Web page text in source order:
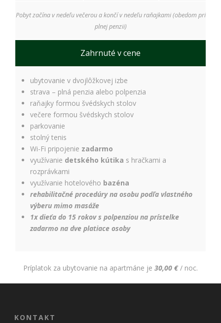
Pobyt začína v nedeľu večerou a končí v nedeľu raňajkami (obedom pri
plnej penzii)
Zahrnuté v cene
ubytovanie v dvojlôžkovej izbe
strava – plná penzia alebo polpenzia
raňajky formou švédskych stolov
večere formou švédskych stolov
parkovanie
stolný tenis
Wi-Fi pripojenie zadarmo
využívanie detského kútika s hračkami a
rozprávkami
využívanie hotelového bazéna
rehabilitačné procedúry na osobu podľa vlastného
výberu mimo masáže
1x dieťa do 15 rokov s polpenziou na prístelke
zadarmo na dve platiace osoby
Príplatok za ubytovanie na apartmáne je 30,00 € / noc.
KONTAKT